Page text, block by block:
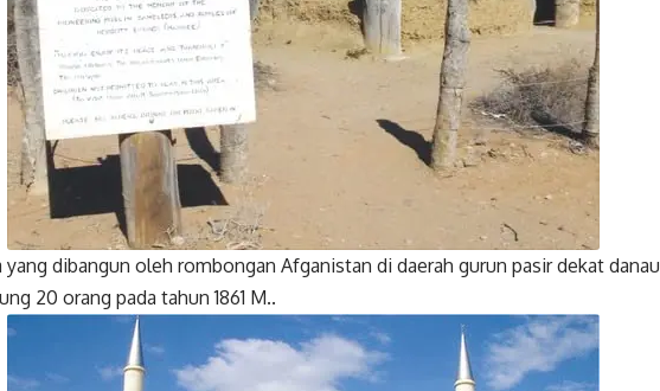
yang dibangun oleh rombongan Afganistan di daerah gurun pasir dekat
20 orang pada tahun 1861 M..
Facebook Twitter Gmail